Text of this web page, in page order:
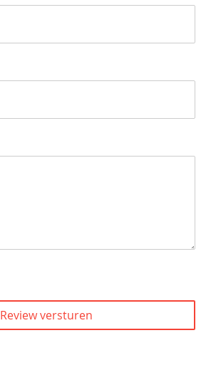
Review versturen